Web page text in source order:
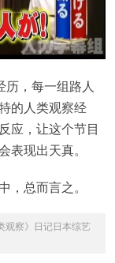
历，每一组路人
的人类观察经
应，让这个节目
现出天真。
总而言之。
观察》日记日本综艺